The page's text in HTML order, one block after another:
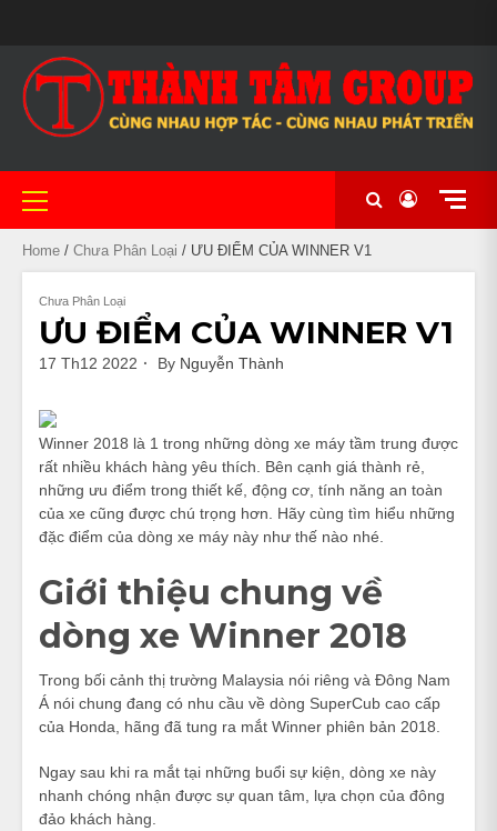
content
HÀNH
ĐỒSÁCH
BẢO
MẬT
XE
MÁY
CHẤT
(KHÔNG
ĐỀ)
ĐA
DẠNG
DÒNG
XE
NHẬP
KHẨU
CHẠY
LƯỚT
CÔN
TAY
THỂ
THAO
NỮ
ĐẸP
KHỐI
LỚN
KHÁCH
SẠN
UY
TÍN
TẠI
Primary
Menu
Home / Chưa Phân Loại / ƯU ĐIỂM CỦA WINNER V1
Chưa Phân Loại
ƯU ĐIỂM CỦA WINNER V1
17 Th12 2022 By Nguyễn Thành
Winner 2018 là 1 trong những dòng xe máy tầm trung được
rất nhiều khách hàng yêu thích. Bên cạnh giá thành rẻ,
những ưu điểm trong thiết kế, động cơ, tính năng an toàn
của xe cũng được chú trọng hơn. Hãy cùng tìm hiểu những
đặc điểm của dòng xe máy này như thế nào nhé.
Giới thiệu chung về
dòng xe Winner 2018
Trong bối cảnh thị trường Malaysia nói riêng và Đông Nam
Á nói chung đang có nhu cầu về dòng SuperCub cao cấp
của Honda, hãng đã tung ra mắt Winner phiên bản 2018.
Ngay sau khi ra mắt tại những buổi sự kiện, dòng xe này
nhanh chóng nhận được sự quan tâm, lựa chọn của đông
đảo khách hàng.